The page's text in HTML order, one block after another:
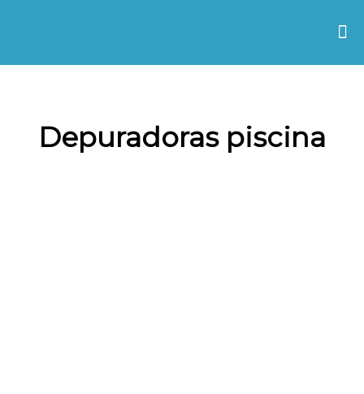
Depuradoras piscina